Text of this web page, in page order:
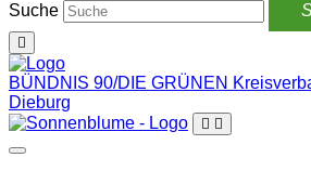
Suche
BÜNDNIS 90/DIE GRÜNEN
Dieburg